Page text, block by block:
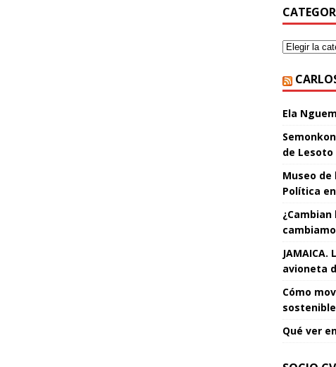
Ela
de Lesoto
Museo de
Política
avioneta
Cómo
sostenible
Qué ver